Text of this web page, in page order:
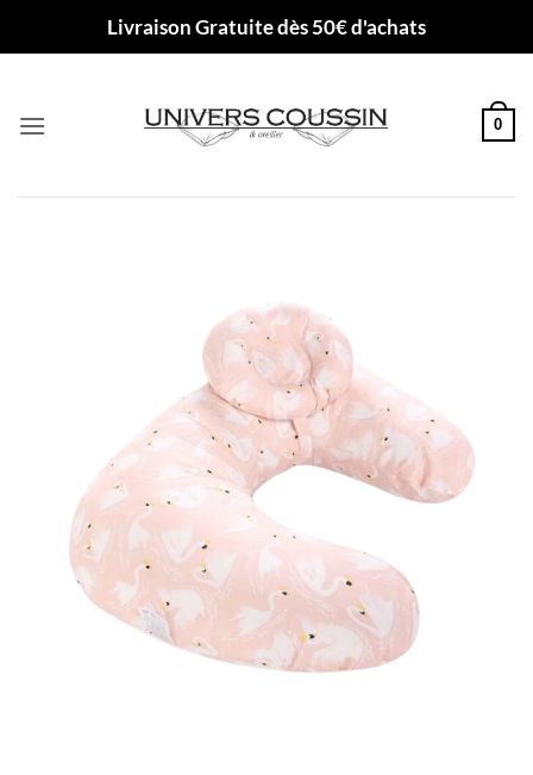
Livraison Gratuite dès 50€ d'achats
0